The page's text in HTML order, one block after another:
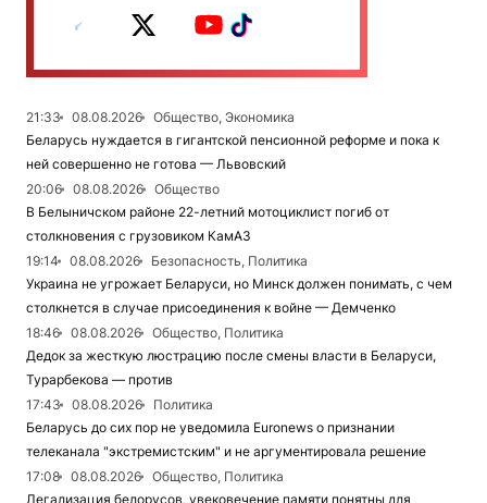
21:33 08.08.2026
Общество, Экономика
Беларусь нуждается в гигантской пенсионной реформе и пока к
ней совершенно не готова — Львовский
20:06
08.08.2026
Общество
В Белыничском районе 22-летний мотоциклист погиб от
столкновения с грузовиком КамАЗ
19:14
08.08.2026
Безопасность, Политика
Украина не угрожает Беларуси, но Минск должен понимать, с чем
столкнется в случае присоединения к войне — Демченко
18:46
08.08.2026
Общество, Политика
Дедок за жесткую люстрацию после смены власти в Беларуси,
Турарбекова — против
17:43
08.08.2026
Политика
Беларусь до сих пор не уведомила Euronews о признании
телеканала "экстремистским" и не аргументировала решение
17:08
08.08.2026
Общество, Политика
Легализация белорусов, увековечение памяти понятны для